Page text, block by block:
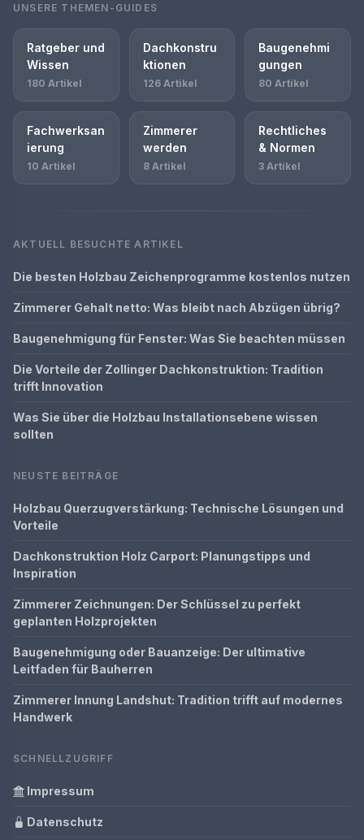
UNSERE THEMEN-GUIDES
Ratgeber und
Wissen
180 Artikel
Dachkonstru
ktionen
126 Artikel
Baugenehmi
gungen
80 Artikel
Fachwerksan
ierung
10 Artikel
Zimmerer
werden
8 Artikel
Rechtliches
& Normen
3 Artikel
AKTUELL BESUCHTE ARTIKEL
Die besten Holzbau Zeichenprogramme kostenlos nutzen
Zimmerer Gehalt netto: Was bleibt nach Abzügen übrig?
Baugenehmigung für Fenster: Was Sie beachten müssen
Die Vorteile der Zollinger Dachkonstruktion: Tradition
trifft Innovation
Was Sie über die Holzbau Installationsebene wissen
sollten
NEUSTE BEITRÄGE
Holzbau Querzugverstärkung: Technische Lösungen und
Vorteile
Dachkonstruktion Holz Carport: Planungstipps und
Inspiration
Zimmerer Zeichnungen: Der Schlüssel zu perfekt
geplanten Holzprojekten
Baugenehmigung oder Bauanzeige: Der ultimative
Leitfaden für Bauherren
Zimmerer Innung Landshut: Tradition trifft auf modernes
Handwerk
SCHNELLZUGRIFF
Impressum
Datenschutz